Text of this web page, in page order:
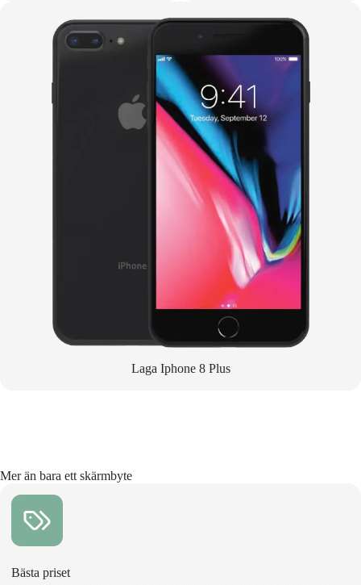
Laga Iphone 8 Plus
Mer än bara ett skärmbyte
Bästa priset